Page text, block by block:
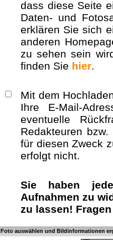
dass diese Seite
Daten- und
erklären Sie sich
anderen
zu sehen sein
finden Sie hier.
Mit dem
Ihre E-Mail-
eventuelle
Redakteuren
für diesen Zweck
erfolgt nicht.
Sie haben
Aufnahmen zu
zu lassen!
Foto auswählen und Bildinformationen